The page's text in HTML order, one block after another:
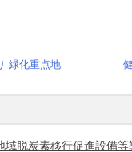
緑化重点地
域脱炭素移行促進設備